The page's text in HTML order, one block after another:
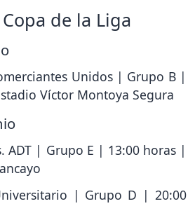
de la Liga
Unidos | Grupo B |
Víctor Montoya Segura
ADT | Grupo E | 13:00 horas |
| Grupo D | 20:00